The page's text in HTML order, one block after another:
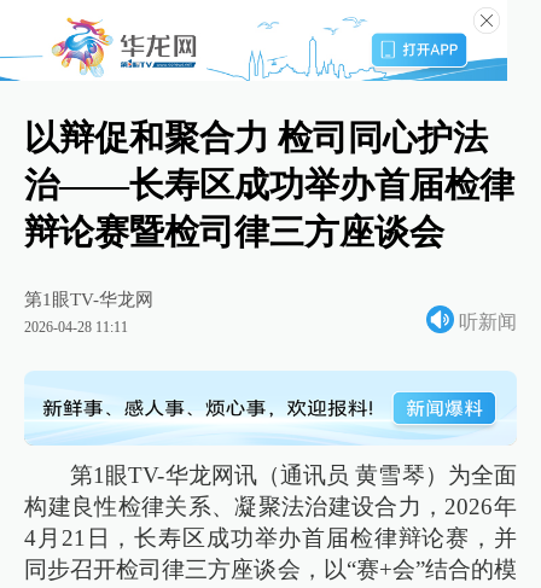
以辩促和聚合力 检司同心护法
治——长寿区成功举办首届检律
辩论赛暨检司律三方座谈会
第1眼TV-华龙网
2026-04-28 11:11 听新闻
第1眼TV-华龙网讯（通讯员 黄雪琴）为全面
构建良性检律关系、凝聚法治建设合力，2026年
4月21日，长寿区成功举办首届检律辩论赛，并
同步召开检司律三方座谈会，以“赛+会”结合的模